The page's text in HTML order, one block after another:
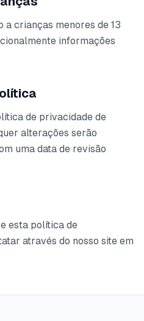
a crianças menores de 13
informações
de privacidade de
alterações serão
uma data de revisão
esta política de
através do nosso site em